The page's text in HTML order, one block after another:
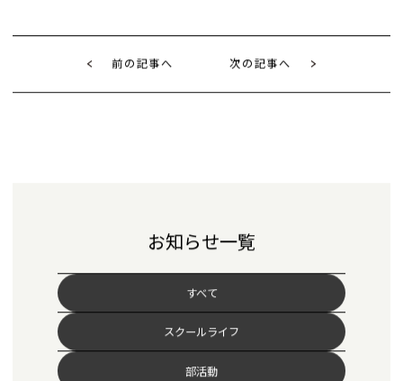
前の記事へ 次の記事へ
お知らせ一覧
すべて
スクールライフ
部活動